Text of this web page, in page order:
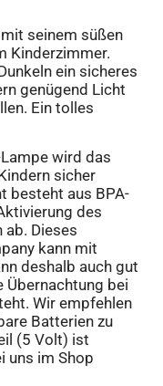
seinem süßen
Kinderzimmer.
ein sicheres
genügend Licht
Ein tolles
wird das
sicher
besteht aus BPA-
des
Dieses
kann mit
deshalb auch gut
Übernachtung bei
Wir empfehlen
Batterien zu
(5 Volt) ist
uns im Shop